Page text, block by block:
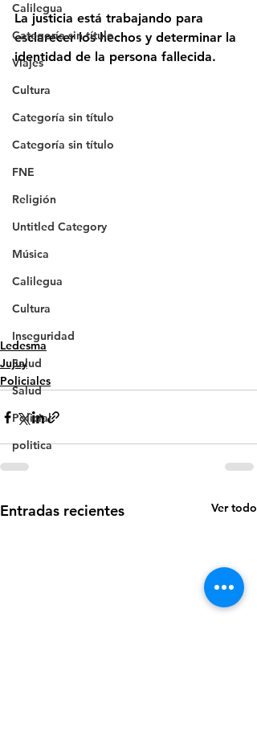
Calilegua
Categoría sin título
Viajes
Cultura
Categoría sin título
Categoría sin título
FNE
Religión
Untitled Category
Música
Calilegua
Cultura
Inseguridad
Salud
Salud
Policial
politica
La justicia está trabajando para
esclarecer los hechos y determinar la
identidad de la persona fallecida.
Ledesma
Jujuy
Policiales
Entradas recientes Ver todo